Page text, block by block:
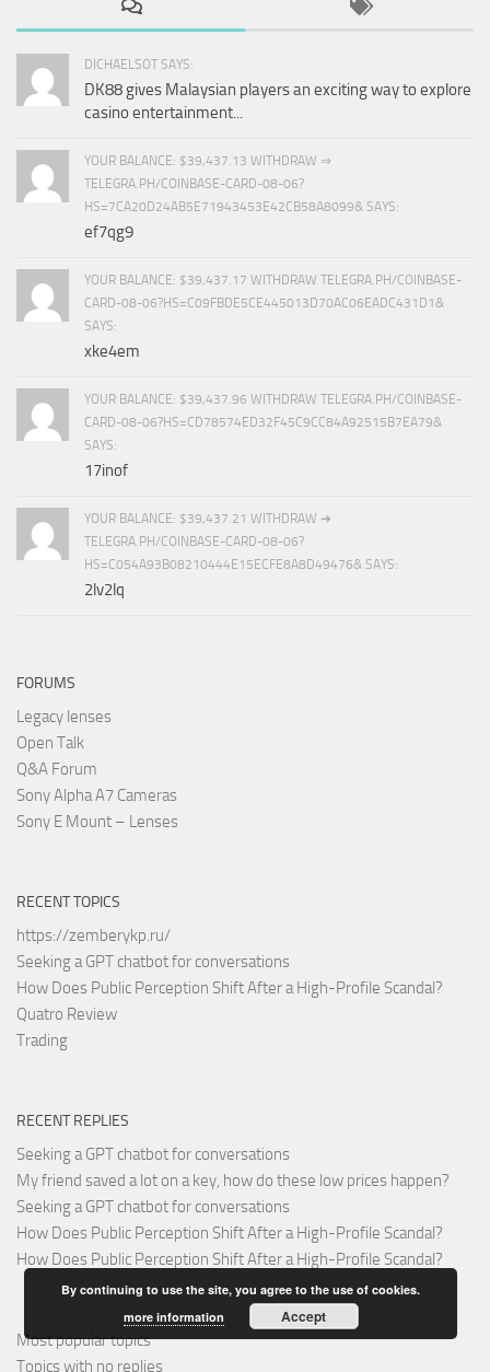
DICHAELSOT SAYS:
DK88 gives Malaysian players an exciting way to explore
casino entertainment...
YOUR BALANCE: $39,437.13 WITHDRAW ⇒
TELEGRA.PH/COINBASE-CARD-08-06?
HS=7CA20D24AB5E71943453E42CB58A8099& SAYS:
ef7qg9
YOUR BALANCE: $39,437.17 WITHDRAW TELEGRA.PH/COINBASE-
CARD-08-06?HS=C09FBDE5CE445013D70AC06EADC431D1&
SAYS:
xke4em
YOUR BALANCE: $39,437.96 WITHDRAW TELEGRA.PH/COINBASE-
CARD-08-06?HS=CD78574ED32F45C9CC84A92515B7EA79&
SAYS:
17inof
YOUR BALANCE: $39,437.21 WITHDRAW ➜
TELEGRA.PH/COINBASE-CARD-08-06?
HS=C054A93B08210444E15ECFE8A8D49476& SAYS:
2lv2lq
FORUMS
Legacy lenses
Open Talk
Q&A Forum
Sony Alpha A7 Cameras
Sony E Mount – Lenses
RECENT TOPICS
https://zemberykp.ru/
Seeking a GPT chatbot for conversations
How Does Public Perception Shift After a High-Profile Scandal?
Quatro Review
Trading
RECENT REPLIES
Seeking a GPT chatbot for conversations
My friend saved a lot on a key, how do these low prices happen?
Seeking a GPT chatbot for conversations
How Does Public Perception Shift After a High-Profile Scandal?
How Does Public Perception Shift After a High-Profile Scandal?
Most popular topics
Topics with no replies
By continuing to use the site, you agree to the use of cookies.
more information
Accept